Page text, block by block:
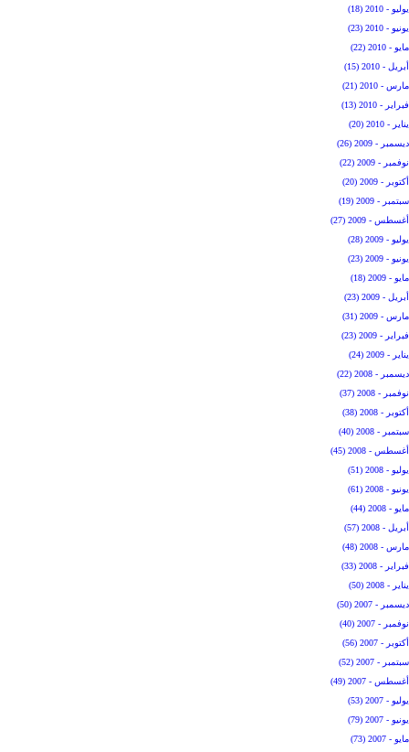
يوليو - 2010 (18)
يونيو - 2010 (23)
مايو - 2010 (22)
أبريل - 2010 (15)
مارس - 2010 (21)
فبراير - 2010 (13)
يناير - 2010 (20)
ديسمبر - 2009 (26)
نوفمبر - 2009 (22)
أكتوبر - 2009 (20)
سبتمبر - 2009 (19)
أغسطس - 2009 (27)
يوليو - 2009 (28)
يونيو - 2009 (23)
مايو - 2009 (18)
أبريل - 2009 (23)
مارس - 2009 (31)
فبراير - 2009 (23)
يناير - 2009 (24)
ديسمبر - 2008 (22)
نوفمبر - 2008 (37)
أكتوبر - 2008 (38)
سبتمبر - 2008 (40)
أغسطس - 2008 (45)
يوليو - 2008 (51)
يونيو - 2008 (61)
مايو - 2008 (44)
أبريل - 2008 (57)
مارس - 2008 (48)
فبراير - 2008 (33)
يناير - 2008 (50)
ديسمبر - 2007 (50)
نوفمبر - 2007 (40)
أكتوبر - 2007 (56)
سبتمبر - 2007 (52)
أغسطس - 2007 (49)
يوليو - 2007 (53)
يونيو - 2007 (79)
مايو - 2007 (73)